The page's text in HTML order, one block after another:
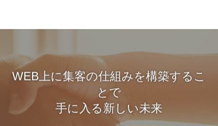
WEB上に集客の仕組みを構築するこ
とで
手に入る新しい未来